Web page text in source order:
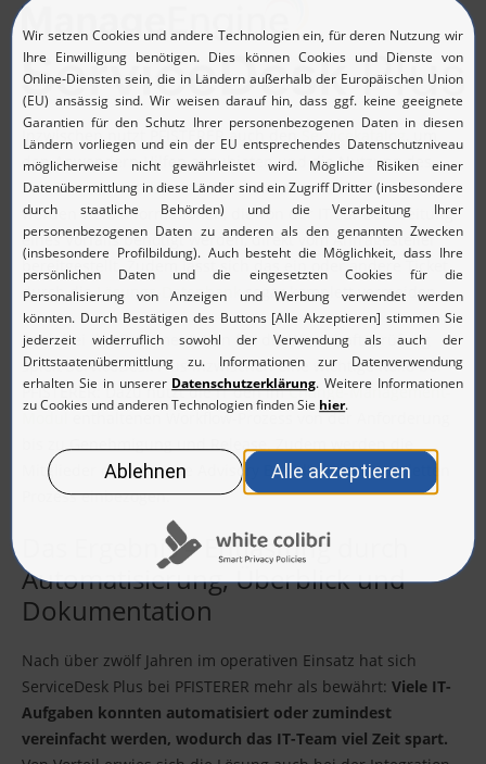
Inzwischen nutzt PFISTERER auch den Servicekatalog
, um
den Anwendern Hilfen anzubieten und die Nutzung des
Self-Service-Portalsattraktiver zu machen. Hierdurch
werden viele Informationen, die von der IT zur Bearbeitung
eines Vorfalls benötigt werden, direkt vom Anfragesteller
bereitgestellt. Zudem lässt sich das ein oder andere Ticket
durch dieLösungs-Datenbank sogar komplett vermeiden.
Auch bei der Dokumentation für die Wirtschaftsprüfung
spielt ServiceDesk Plus inzwischen eine wichtige Rolle bei
PFISTERER: Dazu nutzt die IT den imChange-Management-
enthaltenen Workflow-Prozess von der Anforderung
bis zu Genehmigung und Release. Zudem werden die
Mitglieder des „Change Advisory Board“ in den kompletten
Prozess einbezogen.
Das Ergebnis – Entlastung durch
Automatisierung, Überblick und
Dokumentation
Nach über zwölf Jahren im operativen Einsatz hat sich
ServiceDesk Plus bei PFISTERER mehr als bewährt: Viele IT-
Aufgaben konnten automatisiert oder zumindest
vereinfacht werden, wodurch das IT-Team viel Zeit spart.